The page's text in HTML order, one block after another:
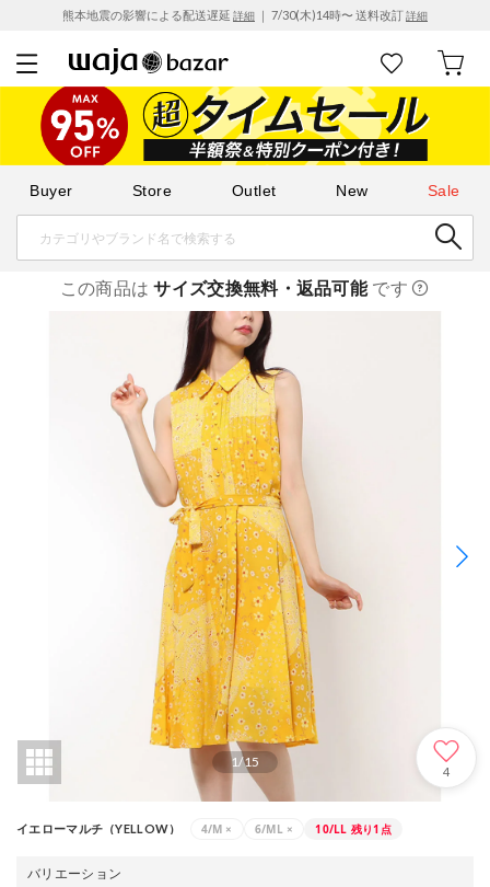
熊本地震の影響による配送遅延 詳細 ｜ 7/30(木)14時〜 送料改訂詳細
Buyer Store Outlet New Sale
この商品はサイズ交換無料・返品可能です
1/15
4
イエローマルチ（YELLOW） 4/M × 6/ML × 10/LL 残り1点
バリエーション